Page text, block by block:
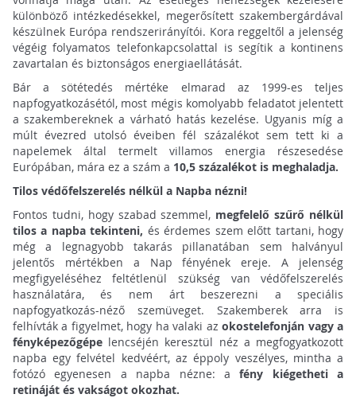
különböző intézkedésekkel, megerősített szakembergárdával
készülnek Európa rendszerirányítói. Kora reggeltől a jelenség
végéig folyamatos telefonkapcsolattal is segítik a kontinens
zavartalan és biztonságos energiaellátását.
Bár a sötétedés mértéke elmarad az 1999-es teljes
napfogyatkozásétól, most mégis komolyabb feladatot jelentett
a szakembereknek a várható hatás kezelése. Ugyanis míg a
múlt évezred utolsó éveiben fél százalékot sem tett ki a
napelemek által termelt villamos energia részesedése
Európában, mára ez a szám a 10,5 százalékot is meghaladja.
Tilos védőfelszerelés nélkül a Napba nézni!
Fontos tudni, hogy szabad szemmel, megfelelő szűrő nélkül
tilos a napba tekinteni, és érdemes szem előtt tartani, hogy
még a legnagyobb takarás pillanatában sem halványul
jelentős mértékben a Nap fényének ereje. A jelenség
megfigyeléséhez feltétlenül szükség van védőfelszerelés
használatára, és nem árt beszerezni a speciális
napfogyatkozás-néző szemüveget. Szakemberek arra is
felhívták a figyelmet, hogy ha valaki az okostelefonján vagy a
fényképezőgépelencséjén keresztül néz a megfogyatkozott
napba egy felvétel kedvéért, az éppoly veszélyes, mintha a
fotózó egyenesen a napba nézne: afény kiégetheti a
retináját és vakságot okozhat.